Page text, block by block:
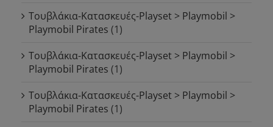
Τουβλάκια-Κατασκευές-Playset > Playmobil >
Playmobil Pirates (1)
Τουβλάκια-Κατασκευές-Playset > Playmobil >
Playmobil Pirates (1)
Τουβλάκια-Κατασκευές-Playset > Playmobil >
Playmobil Pirates (1)